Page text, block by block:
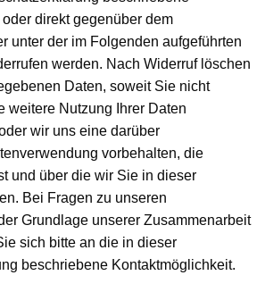
direkt gegenüber dem
unter der im Folgenden aufgeführten
werden. Nach Widerruf löschen
Daten, soweit Sie nicht
weitere Nutzung Ihrer Daten
wir uns eine darüber
vorbehalten, die
und über die wir Sie in dieser
Bei Fragen zu unseren
Grundlage unserer Zusammenarbeit
sich bitte an die in dieser
beschriebene Kontaktmöglichkeit.